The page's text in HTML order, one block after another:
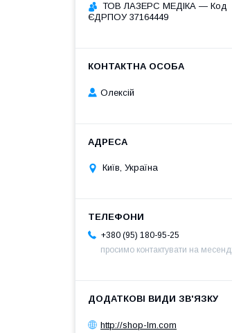
ТОВ ЛАЗЕРС МЕДІКА — Код
ЄДРПОУ 37164449
Олексій
Київ, Україна
+380 (95) 180-95-25
просимо контактувати на
http://shop-lm.com